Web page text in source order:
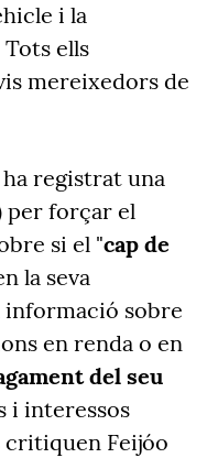
i la
ells
mereixedors de
ha registrat una
per forçar el
si el "cap de
la seva
informació sobre
en renda o en
del seu
i interessos
critiquen Feijóo